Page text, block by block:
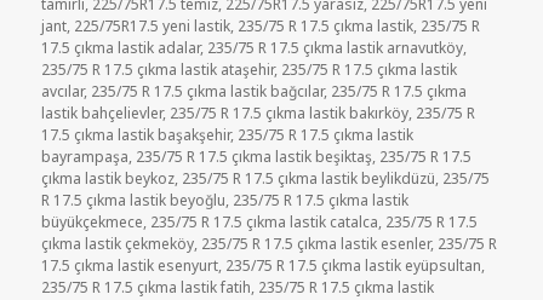
tamirli, 225/75R17.5 temiz, 225/75R17.5 yarasız, 225/75R17.5 yeni
jant, 225/75R17.5 yeni lastik, 235/75 R 17.5 çıkma lastik, 235/75 R
17.5 çıkma lastik adalar, 235/75 R 17.5 çıkma lastik arnavutköy,
235/75 R 17.5 çıkma lastik ataşehir, 235/75 R 17.5 çıkma lastik
avcılar, 235/75 R 17.5 çıkma lastik bağcılar, 235/75 R 17.5 çıkma
lastik bahçelievler, 235/75 R 17.5 çıkma lastik bakırköy, 235/75 R
17.5 çıkma lastik başakşehir, 235/75 R 17.5 çıkma lastik
bayrampaşa, 235/75 R 17.5 çıkma lastik beşiktaş, 235/75 R 17.5
çıkma lastik beykoz, 235/75 R 17.5 çıkma lastik beylikdüzü, 235/75
R 17.5 çıkma lastik beyoğlu, 235/75 R 17.5 çıkma lastik
büyükçekmece, 235/75 R 17.5 çıkma lastik catalca, 235/75 R 17.5
çıkma lastik çekmeköy, 235/75 R 17.5 çıkma lastik esenler, 235/75 R
17.5 çıkma lastik esenyurt, 235/75 R 17.5 çıkma lastik eyüpsultan,
235/75 R 17.5 çıkma lastik fatih, 235/75 R 17.5 çıkma lastik